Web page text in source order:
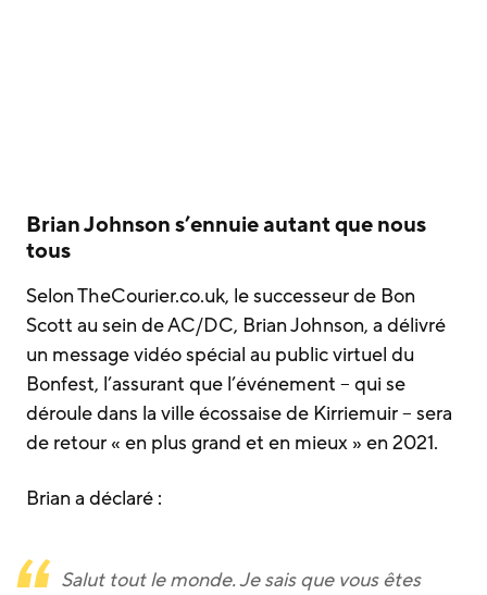
Brian Johnson s’ennuie autant que nous
tous
Selon TheCourier.co.uk, le successeur de Bon
Scott au sein de AC/DC, Brian Johnson, a délivré
un message vidéo spécial au public virtuel du
Bonfest, l’assurant que l’événement – qui se
déroule dans la ville écossaise de Kirriemuir – sera
de retour « en plus grand et en mieux » en 2021.
Brian a déclaré :
Salut tout le monde. Je sais que vous êtes